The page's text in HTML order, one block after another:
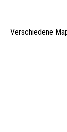
Verschiedene